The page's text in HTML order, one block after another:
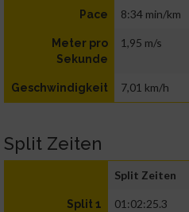
Pace 8:34 min/km
Meter pro
Sekunde
1,95 m/s
Geschwindigkeit 7,01 km/h
Split Zeiten
Split Zeiten
Split 1 01:02:25.3